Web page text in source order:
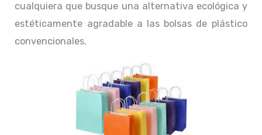
cualquiera que busque una alternativa ecológica y
estéticamente agradable a las bolsas de plástico
convencionales.